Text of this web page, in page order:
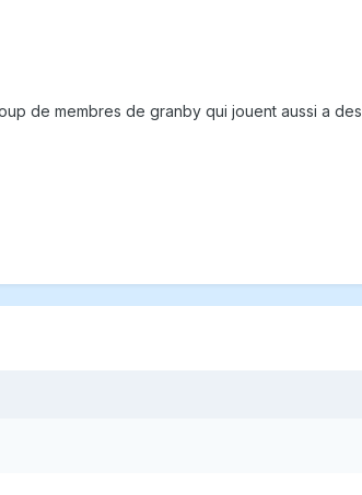
de membres de granby qui jouent aussi a